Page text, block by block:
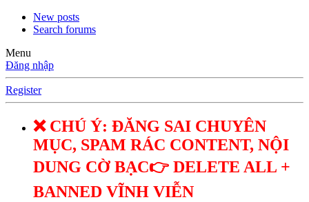
New posts
Search forums
Menu
Đăng nhập
Register
❌ CHÚ Ý: ĐĂNG SAI CHUYÊN
MỤC, SPAM RÁC CONTENT, NỘI
DUNG CỜ BẠC👉 DELETE ALL +
BANNED VĨNH VIỄN